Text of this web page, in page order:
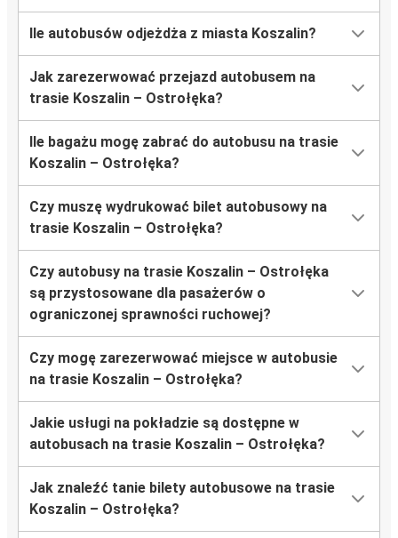
Ile autobusów odjeżdża z miasta Koszalin?
Jak zarezerwować przejazd autobusem na
trasie Koszalin – Ostrołęka?
Ile bagażu mogę zabrać do autobusu na trasie
Koszalin – Ostrołęka?
Czy muszę wydrukować bilet autobusowy na
trasie Koszalin – Ostrołęka?
Czy autobusy na trasie Koszalin – Ostrołęka
są przystosowane dla pasażerów o
ograniczonej sprawności ruchowej?
Czy mogę zarezerwować miejsce w autobusie
na trasie Koszalin – Ostrołęka?
Jakie usługi na pokładzie są dostępne w
autobusach na trasie Koszalin – Ostrołęka?
Jak znaleźć tanie bilety autobusowe na trasie
Koszalin – Ostrołęka?